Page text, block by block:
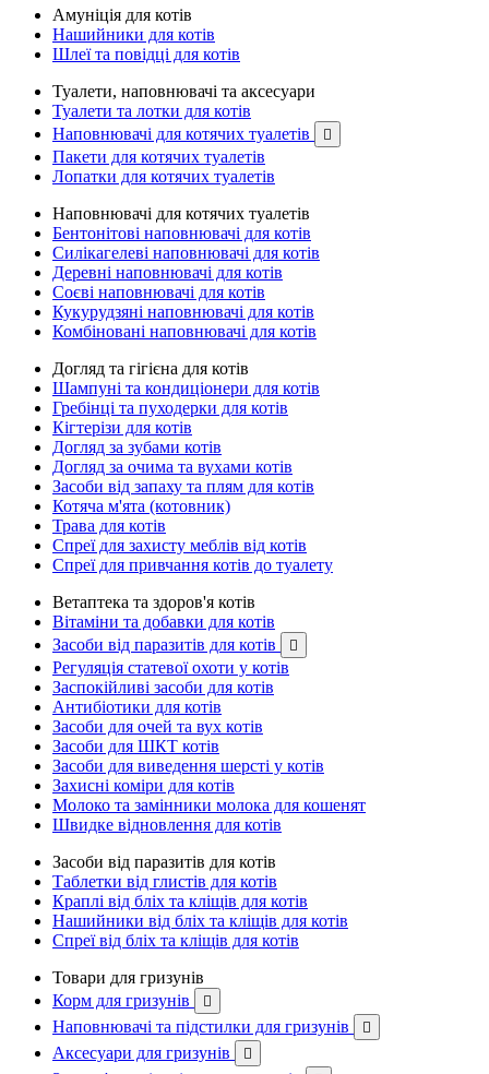
Амуніція для котів
Нашийники для котів
Шлеї та повідці для котів
Туалети, наповнювачі та аксесуари
Туалети та лотки для котів
Наповнювачі для котячих туалетів

Пакети для котячих туалетів
Лопатки для котячих туалетів
Наповнювачі для котячих туалетів
Бентонітові наповнювачі для котів
Силікагелеві наповнювачі для котів
Деревні наповнювачі для котів
Соєві наповнювачі для котів
Кукурудзяні наповнювачі для котів
Комбіновані наповнювачі для котів
Догляд та гігієна для котів
Шампуні та кондиціонери для котів
Гребінці та пуходерки для котів
Кігтерізи для котів
Догляд за зубами котів
Догляд за очима та вухами котів
Засоби від запаху та плям для котів
Котяча м'ята (котовник)
Трава для котів
Спреї для захисту меблів від котів
Спреї для привчання котів до туалету
Ветаптека та здоров'я котів
Вітаміни та добавки для котів
Засоби від паразитів для котів

Регуляція статевої охоти у котів
Заспокійливі засоби для котів
Антибіотики для котів
Засоби для очей та вух котів
Засоби для ШКТ котів
Засоби для виведення шерсті у котів
Захисні коміри для котів
Молоко та замінники молока для кошенят
Швидке відновлення для котів
Засоби від паразитів для котів
Таблетки від глистів для котів
Краплі від бліх та кліщів для котів
Нашийники від бліх та кліщів для котів
Спреї від бліх та кліщів для котів
Товари для гризунів
Корм для гризунів

Наповнювачі та підстилки для гризунів 
Аксесуари для гризунів 